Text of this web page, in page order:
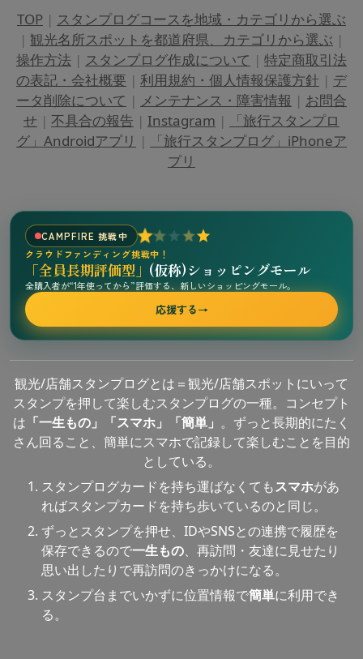
TOP | スタンプログコースを地域・カテゴリから選ぶ
| 観光名所スポットを都道府県、カテゴリから選ぶ |
操作方法 | スタンプログ作成について | 特定商取引法
の表記・会社概要 | 利用規約・個人情報保護方針 | デ
ータ削除について | メンテナンス・障害情報 | お問合
せ | 不具合の報告 | Instagram |
「旅行スタンプロ
グ」Androidアプリ |
「旅行スタンプログ」iPhoneア
プリ
CAMPFIRE 挑戦中
クラウドファンディング挑戦中！
「全員長期評価型」 (仮称)ショッピングモール
全購入者が“1年使ってから”評価する、新しいショッピングモール。
応援する→
観光/店舗スタンプログとは＝観光/店舗スポットにいって
スタンプを押して楽しむスタンプログの一種。コンセプト
は 「一生もの」「スマホ」「簡単」 。ずっと長期的にたく
さん回ること、簡単にスマホで記録して楽しむことを目的
としている。
スタンプログカードを持ち運ばなくてもスマホがあ
ればスタンプカードを持ち歩いているのと同じ。
ずっとスタンプを押せ、IDやSNSとの連携で履歴を
保存できるので一生もの、再訪問・友達に見せたり
思い出したりで再訪問のきっかけになる。
スタンプ台までいかずに位置情報で簡単に利用でき
る。